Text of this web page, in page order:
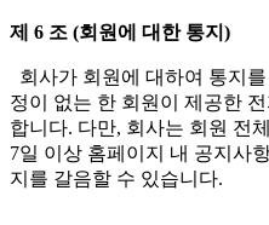
제 6 조 (회원에 대한 통지)
회사가 회원에 대하여 통지
정이 없는 한 회원이 제공한
합니다. 다만, 회사는 회원 전
7일 이상 홈페이지 내 공지사
지를 갈음할 수 있습니다.